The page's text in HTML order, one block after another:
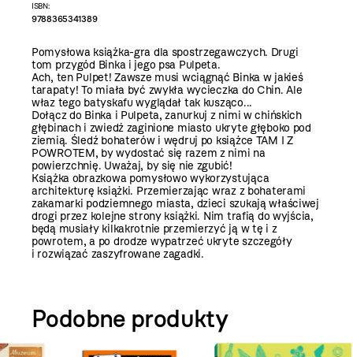
ISBN:
9788365341389
Pomysłowa książka-gra dla spostrzegawczych. Drugi
tom przygód Binka i jego psa Pulpeta.
Ach, ten Pulpet! Zawsze musi wciągnąć Binka w jakieś
tarapaty! To miała być zwykła wycieczka do Chin. Ale
właz tego batyskafu wyglądał tak kusząco...
Dołącz do Binka i Pulpeta, zanurkuj z nimi w chińskich
głębinach i zwiedź zaginione miasto ukryte głęboko pod
ziemią. Śledź bohaterów i wędruj po książce TAM I Z
POWROTEM, by wydostać się razem z nimi na
powierzchnię. Uważaj, by się nie zgubić!
Książka obrazkowa pomysłowo wykorzystująca
architekturę książki. Przemierzając wraz z bohaterami
zakamarki podziemnego miasta, dzieci szukają właściwej
drogi przez kolejne strony książki. Nim trafią do wyjścia,
będą musiały kilkakrotnie przemierzyć ją w tę i z
powrotem, a po drodze wypatrzeć ukryte szczegóły
i rozwiązać zaszyfrowane zagadki.
Podobne produkty